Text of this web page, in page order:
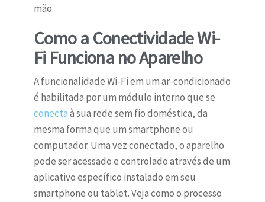
mão.
Como a Conectividade Wi-
Fi Funciona no Aparelho
A funcionalidade Wi-Fi em um ar-condicionado
é habilitada por um módulo interno que se
conectaà sua rede sem fio doméstica, da
mesma forma que um smartphone ou
computador. Uma vez conectado, o aparelho
pode ser acessado e controlado através de um
aplicativo específico instalado em seu
smartphone ou tablet. Veja como o processo